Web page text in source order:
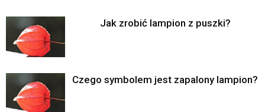
Jak zrobić lampion z puszki?
Czego symbolem jest zapalony lampion?